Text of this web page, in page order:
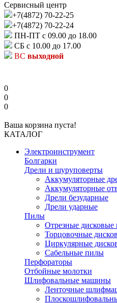
Сервисный центр
+7(4872) 70-22-25
+7(4872) 70-22-24
ПН-ПТ с 09.00 до 18.00
СБ с 10.00 до 17.00
ВС выходной
0
0
0
Ваша корзина пуста!
КАТАЛОГ
Электроинструмент
Болгарки
Дрели и шуруповерты
Аккумуляторные
Аккумуляторные
Дрели безударные
Дрели ударные
Пилы
Отрезные
Торцовочные
Циркулярные
Сабельные пилы
Перфораторы
Отбойные молотки
Шлифовальные машины
Ленточные